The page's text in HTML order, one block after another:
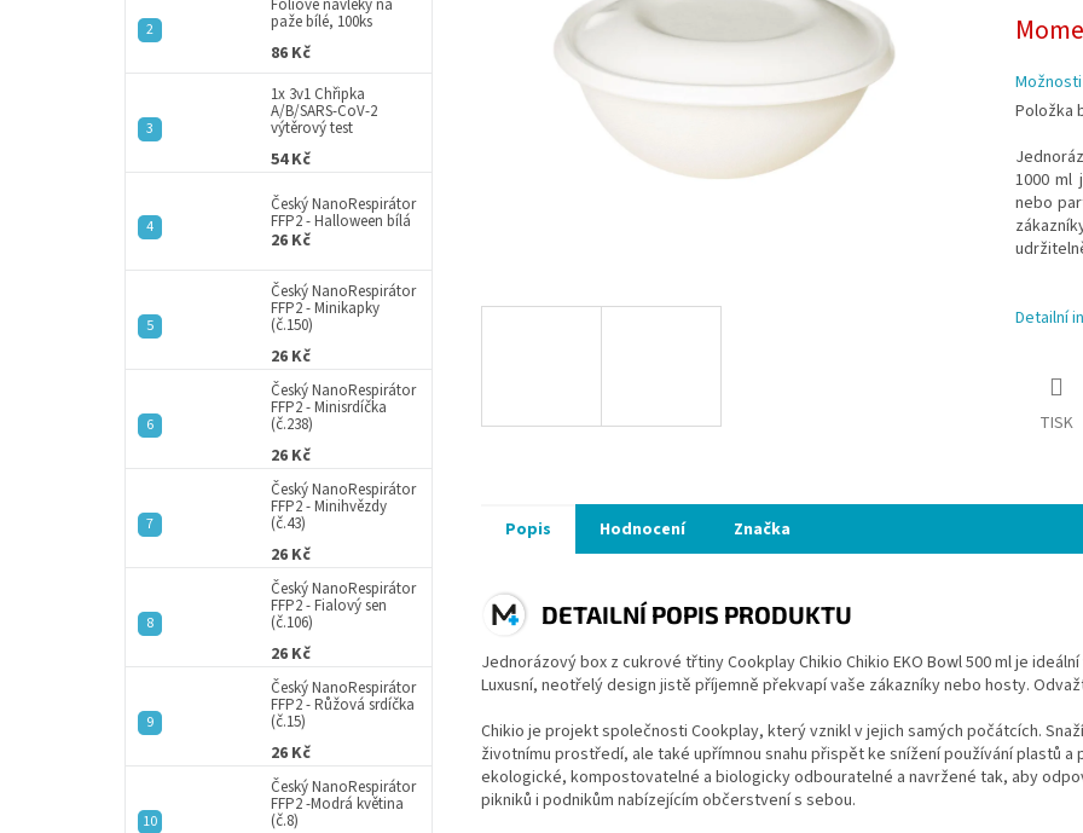
paže bílé, 100ks
86 Kč
1x 3v1 Chřipka
A/B/SARS-CoV-2
výtěrový test
54 Kč
Český NanoRespirátor
FFP2 - Halloween bílá
26 Kč
Český NanoRespirátor
FFP2 - Minikapky
(č.150)
26 Kč
Český NanoRespirátor
FFP2 - Minisrdíčka
(č.238)
26 Kč
Český NanoRespirátor
FFP2 - Minihvězdy
(č.43)
26 Kč
Český NanoRespirátor
FFP2 - Fialový sen
(č.106)
26 Kč
Český NanoRespirátor
FFP2 - Růžová srdíčka
(č.15)
26 Kč
Český NanoRespirátor
FFP2 -Modrá květina
(č.8)
Položka
1000 ml
nebo
Detailní
TISK
Popis Hodnocení Značka
DETAILNÍ POPIS PRODUKTU
Jednorázový box z cukrové třtiny Cookplay Chikio Chikio EKO Bowl 500 ml je
Luxusní, neotřelý design jistě příjemně překvapí vaše zákazníky nebo hosty.
Chikio je projekt společnosti Cookplay, který vznikl v jejich samých počátcích.
životnímu prostředí, ale také upřímnou snahu přispět ke snížení používání plastů
ekologické, kompostovatelné a biologicky odbouratelné a navržené tak, aby
pikniků i podnikům nabízejícím občerstvení s sebou.